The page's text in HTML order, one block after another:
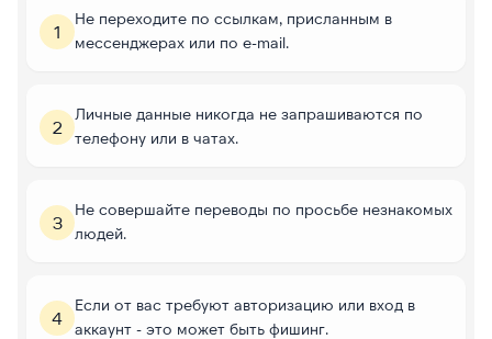
1
Не переходите по ссылкам, присланным в
мессенджерах или по e-mail.
2
Личные данные никогда не запрашиваются по
телефону или в чатах.
3
Не совершайте переводы по просьбе незнакомых
людей.
4
Если от вас требуют авторизацию или вход в
аккаунт - это может быть фишинг.